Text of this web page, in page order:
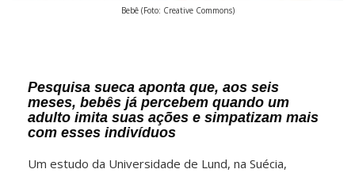
Bebê (Foto: Creative Commons)
Pesquisa sueca aponta que, aos seis
meses, bebês já percebem quando um
adulto imita suas ações e simpatizam mais
com esses indivíduos
Um estudo da Universidade de Lund, na Suécia,